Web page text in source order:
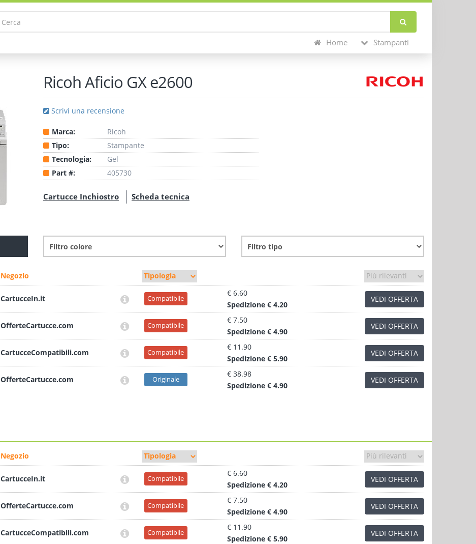
Home Stampanti
Ricoh Aficio GX e2600
Scrivi una recensione
Marca:
Ricoh
Tipo:
Stampante
Tecnologia:
Gel
Part #:
405730
Cartucce Inchiostro Scheda tecnica
Negozio
CartucceIn.it Compatibile
€ 6.60
Spedizione € 4.20
VEDI OFFERTA
OfferteCartucce.com Compatibile
€ 7.50
Spedizione € 4.90
VEDI OFFERTA
CartucceCompatibili.com Compatibile
€ 11.90
Spedizione € 5.90
VEDI OFFERTA
OfferteCartucce.com Originale
€ 38.98
Spedizione € 4.90
VEDI OFFERTA
Negozio
CartucceIn.it Compatibile
€ 6.60
Spedizione € 4.20
VEDI OFFERTA
OfferteCartucce.com Compatibile
€ 7.50
Spedizione € 4.90
VEDI OFFERTA
CartucceCompatibili.com Compatibile
€ 11.90
Spedizione € 5.90
VEDI OFFERTA